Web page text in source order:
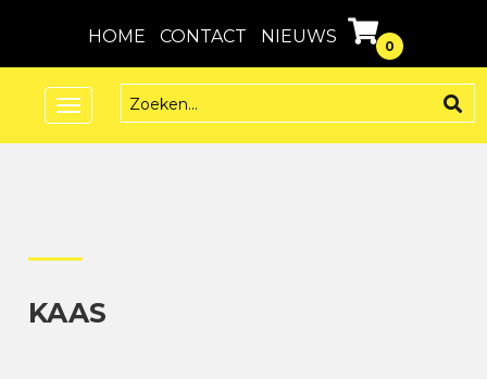
HOME CONTACT NIEUWS 0
Toggle
KAAS